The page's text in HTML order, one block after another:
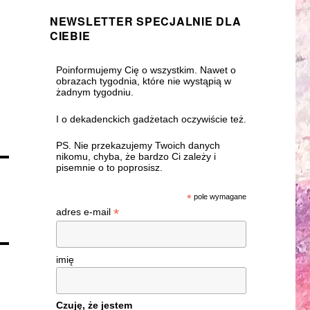
NEWSLETTER SPECJALNIE DLA
CIEBIE
Poinformujemy Cię o wszystkim. Nawet o
obrazach tygodnia, które nie wystąpią w
żadnym tygodniu.
I o dekadenckich gadżetach oczywiście też.
PS. Nie przekazujemy Twoich danych
nikomu, chyba, że bardzo Ci zależy i
pisemnie o to poprosisz.
* pole wymagane
adres e-mail *
imię
Czuję, że jestem